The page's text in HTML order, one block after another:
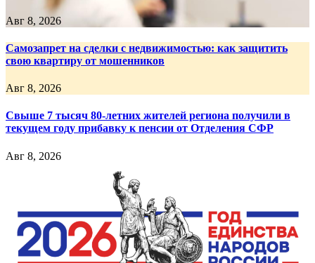
Авг 8, 2026
Самозапрет на сделки с недвижимостью: как защитить
свою квартиру от мошенников
Авг 8, 2026
Свыше 7 тысяч 80-летних жителей региона получили в
текущем году прибавку к пенсии от Отделения СФР
Авг 8, 2026